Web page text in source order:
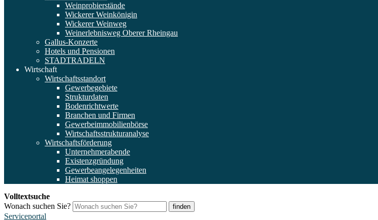
Weinprobierstände
Wickerer Weinkönigin
Wickerer Weinweg
Weinerlebnisweg Oberer Rheingau
Gallus-Konzerte
Hotels und Pensionen
STADTRADELN
Wirtschaft
Wirtschaftsstandort
Gewerbegebiete
Strukturdaten
Bodenrichtwerte
Branchen und Firmen
Gewerbeimmobilienbörse
Wirtschaftsstrukturanalyse
Wirtschaftsförderung
Unternehmerabende
Existenzgründung
Gewerbeangelegenheiten
Heimat shoppen
Volltextsuche
Wonach suchen Sie?
finden
Serviceportal